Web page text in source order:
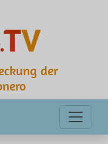
der